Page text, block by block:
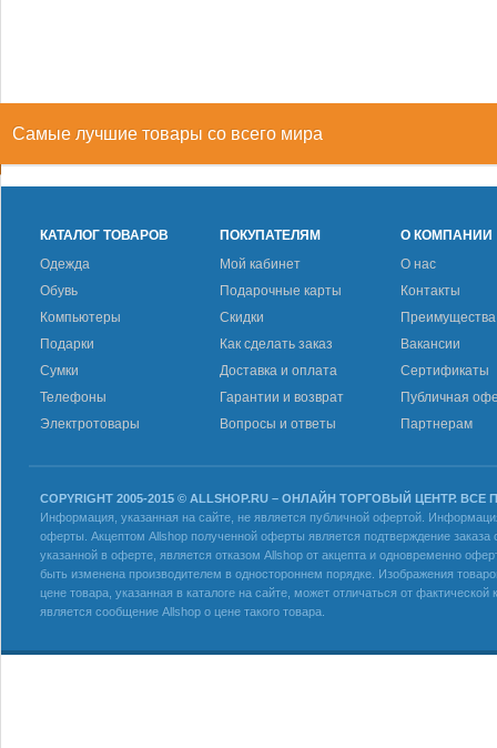
Самые лучшие товары со всего мира
КАТАЛОГ ТОВАРОВ
Одежда
Обувь
Компьютеры
Подарки
Сумки
Телефоны
Электротовары
ПОКУПАТЕЛЯМ
Мой кабинет
Подарочные карты
Скидки
Как сделать заказ
Доставка и оплата
Гарантии и возврат
Вопросы и ответы
О КОМПАНИИ
О нас
Контакты
Преимущества
Вакансии
Сертификаты
Публичная
Партнерам
COPYRIGHT 2005-2015 © ALLSHOP.RU – ОНЛАЙН ТОРГОВЫЙ ЦЕНТР.
Информация, указанная на сайте, не является публичной офертой.
оферты. Акцептом Allshop полученной оферты является подтверждение
указанной в оферте, является отказом Allshop от акцепта и одновременно
быть изменена производителем в одностороннем порядке. Изображения
цене товара, указанная в каталоге на сайте, может отличаться от
является сообщение Allshop о цене такого товара.